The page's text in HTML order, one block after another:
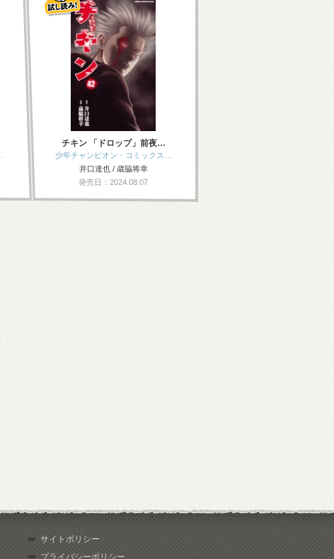
チキン 「ドロップ」前夜…
少年チャンピオン・コミックス…
井口達也 / 歳脇将幸
発売日：2024.08.07
サイトポリシー
プライバシーポリシー